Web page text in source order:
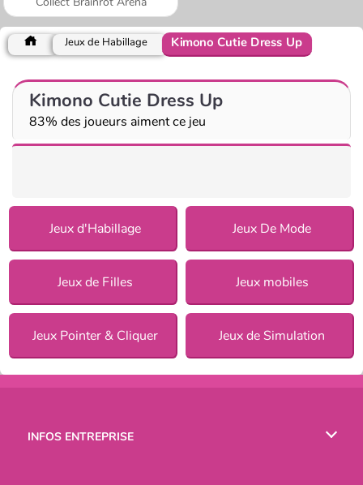
Jeux de Habillage Kimono Cutie Dress Up
Kimono Cutie Dress Up
83% des joueurs aiment ce jeu
Jeux d'Habillage Jeux De Mode
Jeux de Filles Jeux mobiles
Jeux Pointer & Cliquer Jeux de Simulation
INFOS ENTREPRISE